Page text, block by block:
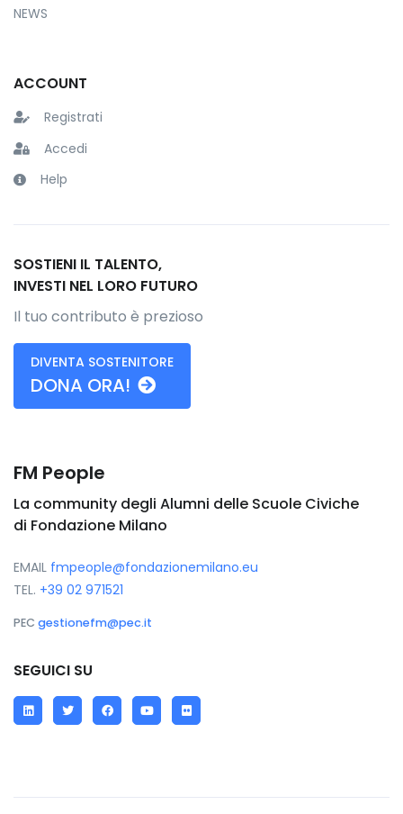
NEWS
ACCOUNT
Registrati
Accedi
Help
SOSTIENI IL TALENTO,
INVESTI NEL LORO FUTURO
Il tuo contributo è prezioso
DIVENTA SOSTENITORE
DONA ORA!
FM People
La community degli Alumni delle Scuole Civiche
di Fondazione Milano
EMAIL fmpeople@fondazionemilano.eu
TEL. +39 02 971521
PEC gestionefm@pec.it
SEGUICI SU
LinkedInTwitterFacebookYouTube
Flickr